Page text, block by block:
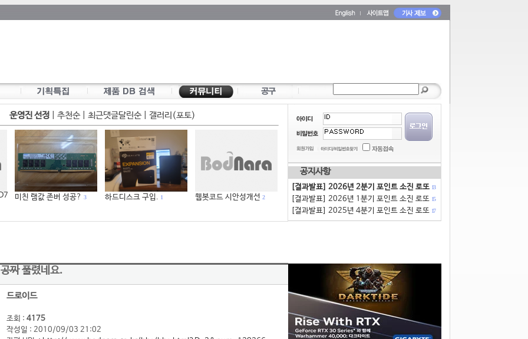
운영진 선정 추천순| 최근댓글달린순| 갤러리(포토)
미친 램값 존버 성공? 3 하드디스크 구입. 1 웹봇코드 시안성개선 2
공지사항
[결과발표] 2026년 2분기 포인트 소진 로또 13
[결과발표] 2026년 1분기 포인트 소진 로또 15
[결과발표] 2025년 4분기 포인트 소진 로또 17
짜 풀렸네요.
드로이드
조회 : 4175
작성일 : 2010/09/03 21:02